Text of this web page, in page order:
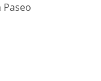
Paseo
de